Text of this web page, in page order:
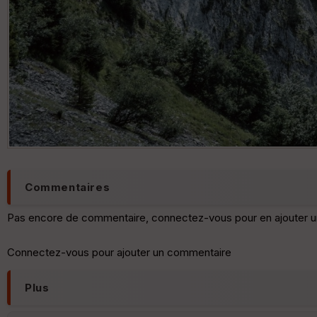
Commentaires
Pas encore de commentaire, connectez-vous pour en ajouter
Connectez-vous pour ajouter un commentaire
Plus